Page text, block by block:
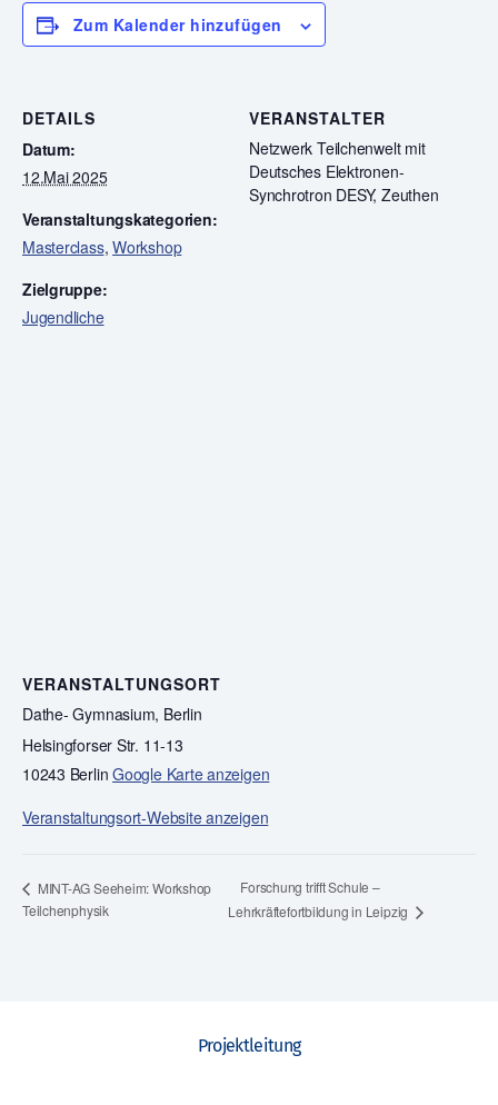
Zum Kalender hinzufügen
DETAILS
Datum:
12.Mai 2025
Veranstaltungskategorien:
Masterclass,Workshop
Zielgruppe:
Jugendliche
VERANSTALTER
Netzwerk Teilchenwelt mit
Deutsches Elektronen-
Synchrotron DESY, Zeuthen
VERANSTALTUNGSORT
Dathe- Gymnasium, Berlin
Helsingforser Str. 11-13
10243 BerlinGoogle Karte anzeigen
Veranstaltungsort-Website anzeigen
MINT-AG Seeheim: Workshop
Teilchenphysik
Forschung trifft Schule –
Lehrkräftefortbildung in Leipzig
Projektleitung